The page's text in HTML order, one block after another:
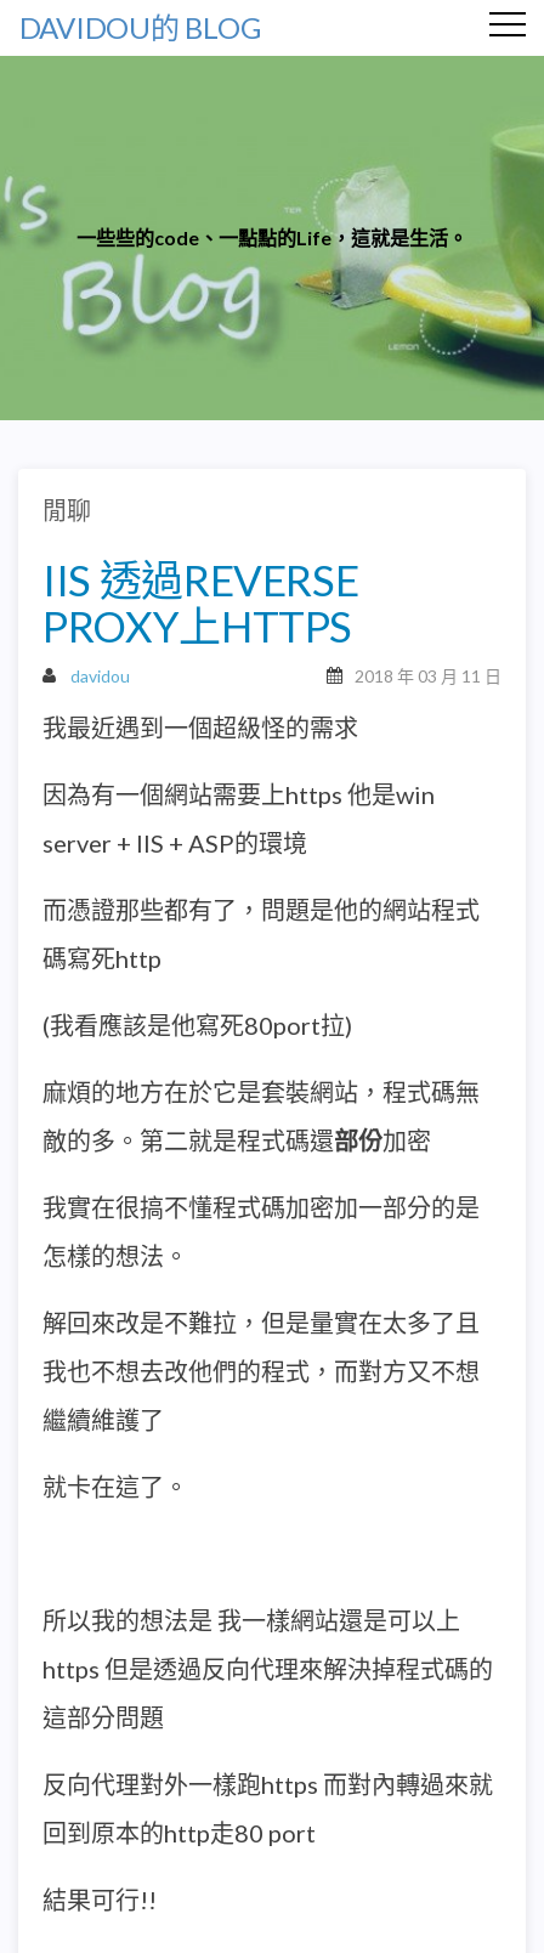
DAVIDOU的 BLOG
一些些的code、一點點的Life，這就是生活。
閒聊
IIS 透過REVERSE
PROXY上HTTPS
davidou 2018 年 03 月 11 日
我最近遇到一個超級怪的需求
因為有一個網站需要上https 他是win
server + IIS + ASP的環境
而憑證那些都有了，問題是他的網站程式
碼寫死http
(我看應該是他寫死80port拉)
麻煩的地方在於它是套裝網站，程式碼無
敵的多。第二就是程式碼還部份加密
我實在很搞不懂程式碼加密加一部分的是
怎樣的想法。
解回來改是不難拉，但是量實在太多了且
我也不想去改他們的程式，而對方又不想
繼續維護了
就卡在這了。
所以我的想法是 我一樣網站還是可以上
https 但是透過反向代理來解決掉程式碼的
這部分問題
反向代理對外一樣跑https 而對內轉過來就
回到原本的http走80 port
結果可行!!